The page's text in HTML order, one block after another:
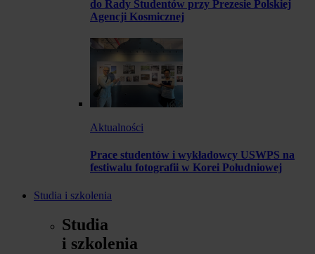
do Rady Studentów przy Prezesie Polskiej
Agencji Kosmicznej
Aktualności
Prace studentów i wykładowcy USWPS na
festiwalu fotografii w Korei Południowej
Studia i szkolenia
Studia
i szkolenia